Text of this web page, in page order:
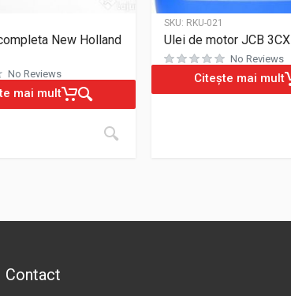
New Holland
No Reviews
mai mult
SKU: RKU-021
Ulei de motor JCB 3CX
No Reviews
Citește mai mult
Contact